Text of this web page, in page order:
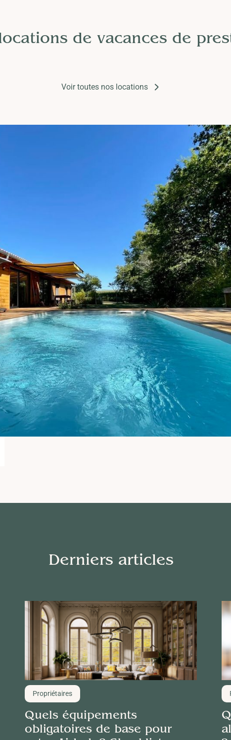
de vacances de
Voir toutes nos locations
Derniers articles
Propriétaires
Quels équipements
obligatoires de base pour